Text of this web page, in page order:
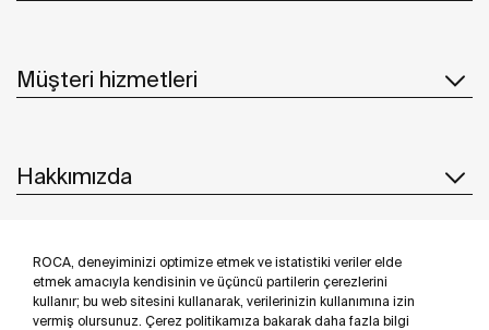
ROCA, deneyiminizi optimize etmek ve istatistiki veriler elde
etmek amacıyla kendisinin ve üçüncü partilerin çerezlerini
kullanır; bu web sitesini kullanarak, verilerinizin kullanımına izin
vermiş olursunuz. Çerez politikamıza bakarak daha fazla bilgi
Müşteri hizmetleri
Hakkımızda
İlham & Fikirler
Bizi takip edin